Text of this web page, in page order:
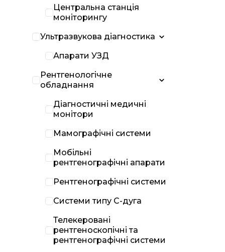
Центральна станція
моніторингу
Ультразвукова діагностика
Апарати УЗД
Рентгенологічне
обладнання
Діагностичні медичні
монітори
Мамографічні системи
Мобільні
рентгенографічні апарати
Рентгенографічні системи
Системи типу С-дуга
Телекеровані
рентгеноскопічні та
рентгенографічні системи